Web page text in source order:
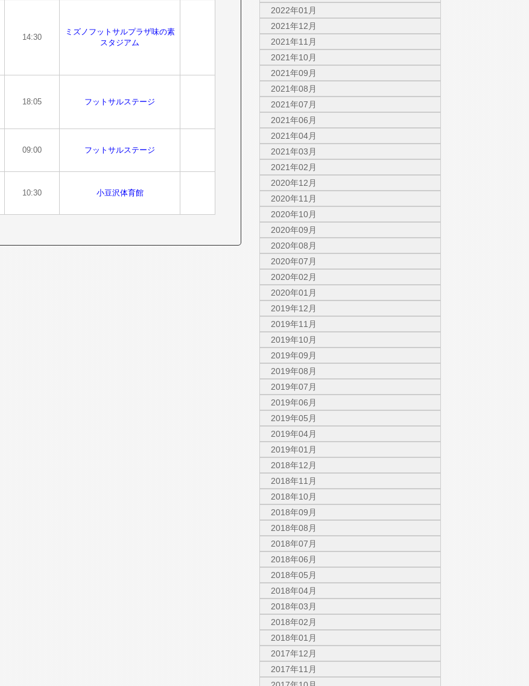
14:30
ミズノフットサルプラザ味の素
スタジアム
18:05 フットサルステージ
09:00 フットサルステージ
10:30 小豆沢体育館
2022年01月
2021年12月
2021年11月
2021年10月
2021年09月
2021年08月
2021年07月
2021年06月
2021年04月
2021年03月
2021年02月
2020年12月
2020年11月
2020年10月
2020年09月
2020年08月
2020年07月
2020年02月
2020年01月
2019年12月
2019年11月
2019年10月
2019年09月
2019年08月
2019年07月
2019年06月
2019年05月
2019年04月
2019年01月
2018年12月
2018年11月
2018年10月
2018年09月
2018年08月
2018年07月
2018年06月
2018年05月
2018年04月
2018年03月
2018年02月
2018年01月
2017年12月
2017年11月